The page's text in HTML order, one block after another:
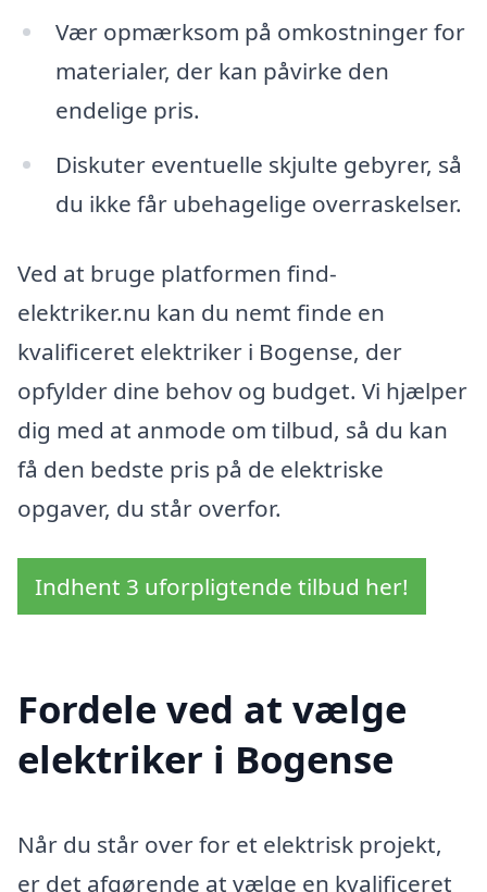
Vær opmærksom på omkostninger for
materialer, der kan påvirke den
endelige pris.
Diskuter eventuelle skjulte gebyrer, så
du ikke får ubehagelige overraskelser.
Ved at bruge platformen find-
elektriker.nu kan du nemt finde en
kvalificeret elektriker i Bogense, der
opfylder dine behov og budget. Vi hjælper
dig med at anmode om tilbud, så du kan
få den bedste pris på de elektriske
opgaver, du står overfor.
Indhent 3 uforpligtende tilbud her!
Fordele ved at vælge
elektriker i Bogense
Når du står over for et elektrisk projekt,
er det afgørende at vælge en kvalificeret